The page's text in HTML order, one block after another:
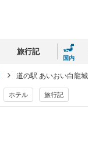
旅行記
国内
道の駅 あいおい白龍城
ホテル 旅行記